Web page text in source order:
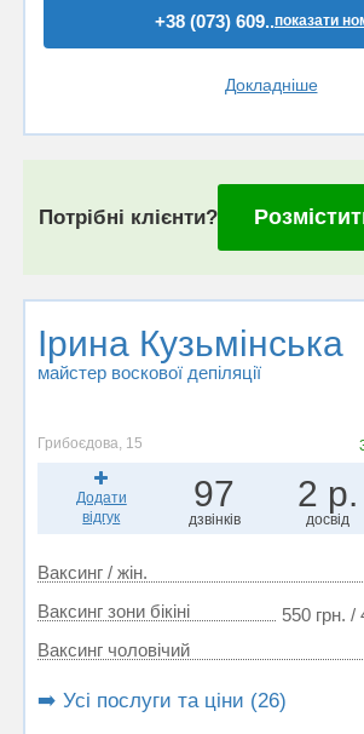
+38 (073) 609..показати
Докладніше
Потрібні клієнти?
Ірина Кузьмінська
майстер воскової депіляції
Грибоєдова, 15
Додати
відгук
97
дзвінків
2 р.
досвід
Ваксинг / жін.
Ваксинг зони бікіні
550 грн. /
Ваксинг чоловічий
➡️ Усі послуги та ціни (26)